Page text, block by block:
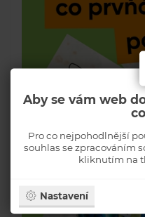
Aby se vám web
Pro co nejpohodlnější
souhlas se zpracováním
kliknutím na
Nastavení